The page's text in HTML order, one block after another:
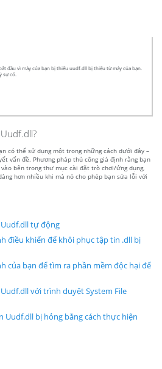
đầu vì máy của bạn bị thiếu uudf.dll bị thiếu từ máy của bạn.
sự cố.
có thể sử dụng một trong những cách dưới đây –
vấn đề. Phương pháp thủ công giả định rằng bạn
bên trong thư mục cài đặt trò chơi/ứng dụng,
hơn nhiều khi mà nó cho phép bạn sửa lỗi với
tự động
điều khiển để khôi phục tập tin .dll bị
của bạn để tìm ra phần mềm độc hại để
với trình duyệt System File
Uudf.dll bị hỏng bằng cách thực hiện